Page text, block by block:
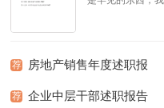
荐 房地产销售年度述职报
告
荐 企业中层干部述职报告